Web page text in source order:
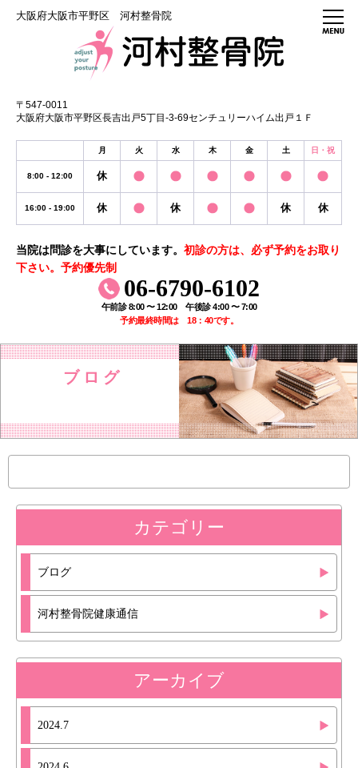
大阪府大阪市平野区 河村整骨院
〒547-0011
大阪府大阪市平野区長吉出戸5丁目-3-69センチュリーハイム出戸１Ｆ
月 火 水 木 金 土 日・祝
8:00 - 12:00 休
16:00 - 19:00 休 休 休 休
当院は問診を大事にしています。 初診の方は、必ず予約をお取り
下さい。予約優先制
06-6790-6102
午前診 8:00 〜 12:00 午後診 4:00 〜 7:00
予約最終時間は 18：40です。
ブ ロ グ
カテゴリー
ブログ
河村整骨院健康通信
アーカイブ
2024.7